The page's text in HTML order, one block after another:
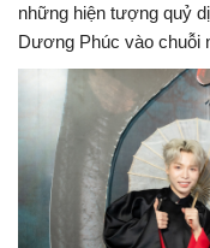
những hiện tượng quỷ
Dương Phúc vào chuỗi